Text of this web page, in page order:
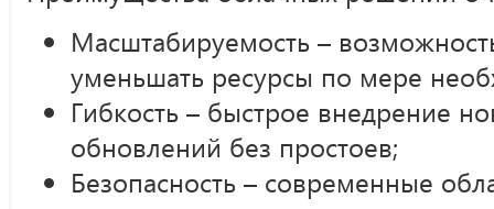
Масштабируемость –
уменьшать ресурсы по мере
Гибкость – быстрое внедрение
обновлений без простоев;
Безопасность – современные